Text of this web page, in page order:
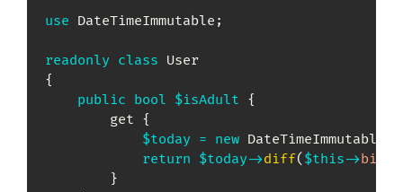
use DateTimeImmutable ;
readonly class User
{
public bool $isAdult {
        get
{
$today = new DateTimeImmutable
return $today->diff( $this->
}